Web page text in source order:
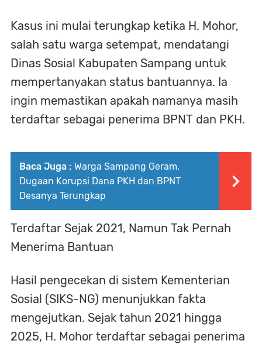
Kasus ini mulai terungkap ketika H. Mohor,
salah satu warga setempat, mendatangi
Dinas Sosial Kabupaten Sampang untuk
mempertanyakan status bantuannya. Ia
ingin memastikan apakah namanya masih
terdaftar sebagai penerima BPNT dan PKH.
Baca Juga : Warga Sampang Geram,
Dugaan Korupsi Dana PKH dan BPNT
Desanya Terungkap
Terdaftar Sejak 2021, Namun Tak Pernah
Menerima Bantuan
Hasil pengecekan di sistem Kementerian
Sosial (SIKS-NG) menunjukkan fakta
mengejutkan. Sejak tahun 2021 hingga
2025, H. Mohor terdaftar sebagai penerima